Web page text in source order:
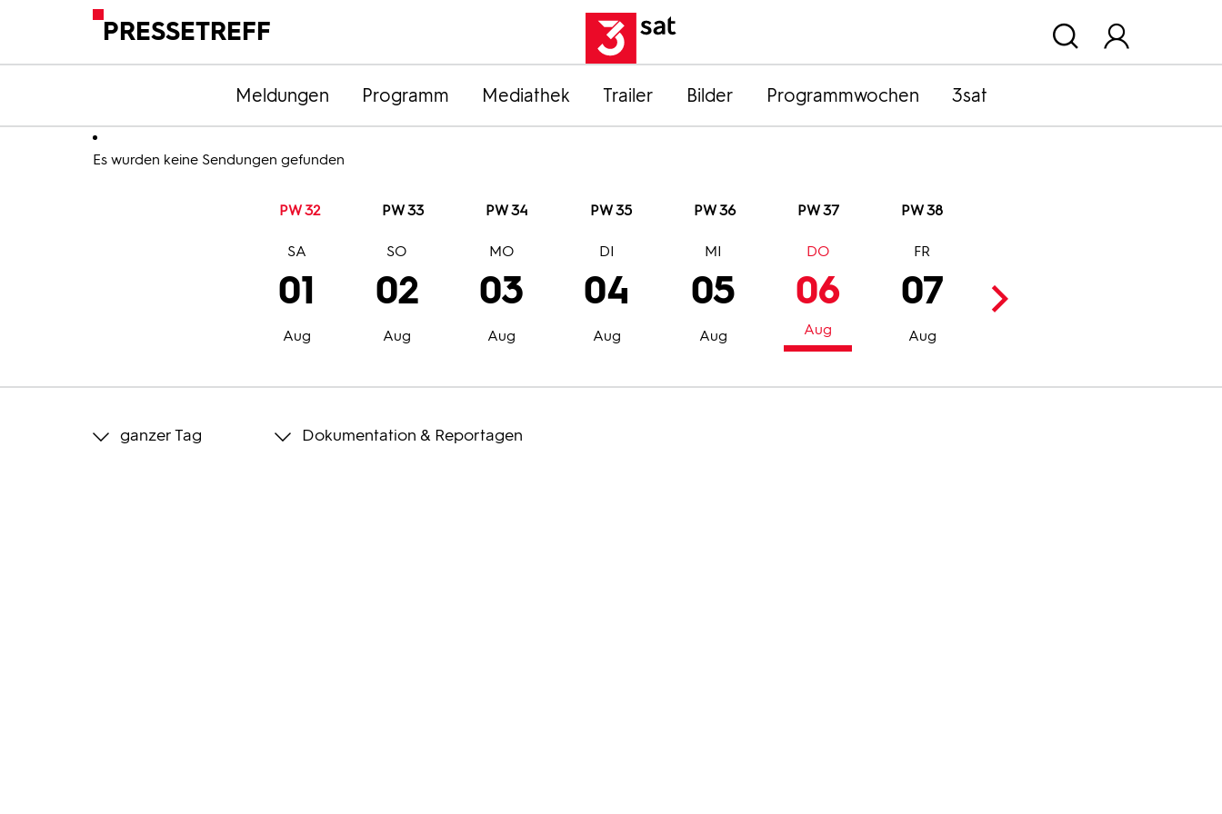
PRESSETREFF
Meldungen Programm Mediathek Trailer Bilder Programmwochen 3sat
Es wurden keine Sendungen gefunden
PW 32 PW 33 PW 34 PW 35 PW 36 PW 37 PW 38
01
Aug
SA
02
Aug
SO
03
Aug
MO
04
Aug
DI
05
Aug
MI
06
Aug
DO
07
Aug
FR
08
ganzer Tag Dokumentation & Reportagen